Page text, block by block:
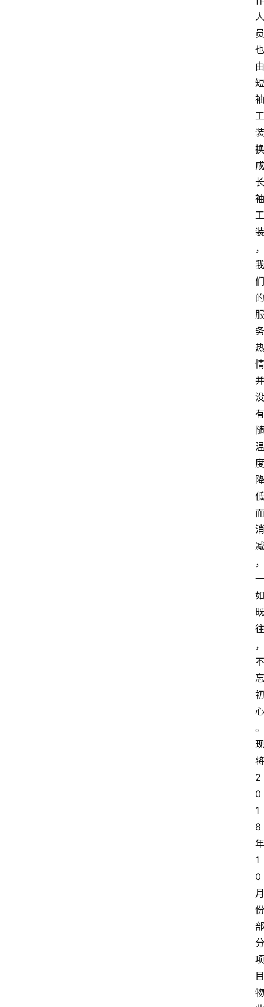
人
员
也
由
短
袖
工
装
换
成
长
袖
工
装
，
我
们
的
服
务
热
情
并
没
有
随
温
度
降
低
而
消
减
，
一
如
既
往
，
不
忘
初
心
。
现
将
2
0
1
8
年
1
0
月
份
部
分
项
目
物